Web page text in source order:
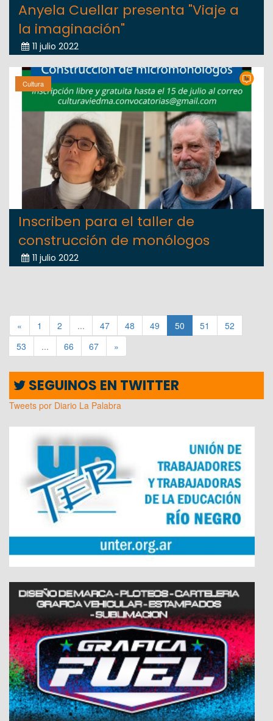
Anyela Cuellar presenta "Viaje a
la imaginación"
11 julio 2022
Cultura
Inscriben para el taller de
construcción de monólogos
11 julio 2022
« 1 2 ... 47 48 49 50 51
52
53
... 66 67 »
SEGUINOS EN TWITTER
Tweets por Diario La Palabra